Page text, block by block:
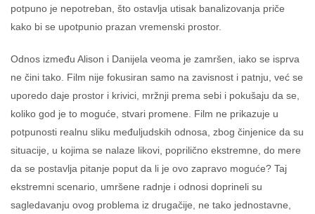
potpuno je nepotreban, što ostavlja utisak banalizovanja priče
kako bi se upotpunio prazan vremenski prostor.
Odnos između Alison i Danijela veoma je zamršen, iako se isprva
ne čini tako. Film nije fokusiran samo na zavisnost i patnju, već se
uporedo daje prostor i krivici, mržnji prema sebi i pokušaju da se,
koliko god je to moguće, stvari promene. Film ne prikazuje u
potpunosti realnu sliku međuljudskih odnosa, zbog činjenice da su
situacije, u kojima se nalaze likovi, poprilično ekstremne, do mere
da se postavlja pitanje poput da li je ovo zapravo moguće? Taj
ekstremni scenario, umršene radnje i odnosi doprineli su
sagledavanju ovog problema iz drugačije, ne tako jednostavne,